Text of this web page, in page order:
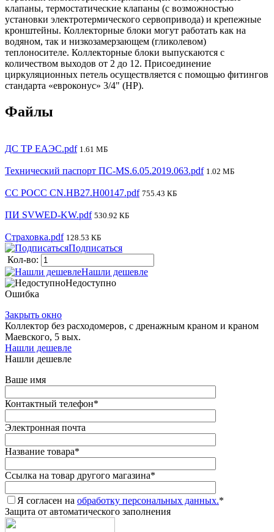
клапаны, термостатические клапаны (с возможностью
установки электротермического сервопривода) и крепежные
кронштейны. Коллекторные блоки могут работать как на
водяном, так и низкозамерзающем (гликолевом)
теплоносителе. Коллекторные блоки выпускаются с
количеством выходов от 2 до 12. Присоединение
циркуляционных петель осуществляется с помощью фитингов
стандарта «евроконус» 3/4" (НР).
Файлы
ДС ТР ЕАЭС.pdf 1.61 МБ
Технический паспорт ПС-MS.6.05.2019.063.pdf 1.02 МБ
CC РОСС CN.HB27.H00147.pdf 755.43 КБ
ПИ SVWED-KW.pdf 530.92 КБ
Страховка.pdf 128.53 КБ
Подписаться
Кол-во:
Нашли дешевле
Недоступно
Ошибка
Закрыть окно
Коллектор без расходомеров, c дренажным краном и краном
Маевского, 5 вых.
Нашли дешевле
Нашли дешевле
Ваше имя
Контактный телефон*
Электронная почта
Название товара*
Ссылка на товар другого магазина*
Я согласен на обработку персональных данных.*
Защита от автоматического заполнения